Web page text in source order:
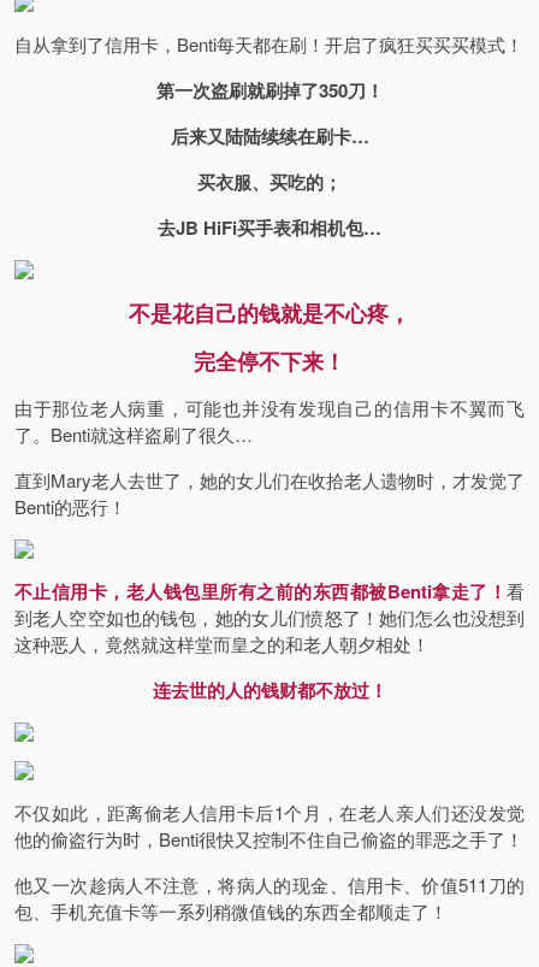
自从拿到了信用卡，Benti每天都在刷！开启了疯狂买买买模式！
第一次盗刷就刷掉了350刀！
后来又陆陆续续在刷卡…
买衣服、买吃的；
去JB HiFi买手表和相机包…
不是花自己的钱就是不心疼，
完全停不下来！
由于那位老人病重，可能也并没有发现自己的信用卡不翼而飞
了。Benti就这样盗刷了很久…
直到Mary老人去世了，她的女儿们在收拾老人遗物时，才发觉了
Benti的恶行！
不止信用卡，老人钱包里所有之前的东西都被Benti拿走了！ 看
到老人空空如也的钱包，她的女儿们愤怒了！她们怎么也没想到
这种恶人，竟然就这样堂而皇之的和老人朝夕相处！
连去世的人的钱财都不放过！
不仅如此，距离偷老人信用卡后1个月，在老人亲人们还没发觉
他的偷盗行为时，Benti很快又控制不住自己偷盗的罪恶之手了！
他又一次趁病人不注意，将病人的现金、信用卡、价值511刀的
包、手机充值卡等一系列稍微值钱的东西全都顺走了！